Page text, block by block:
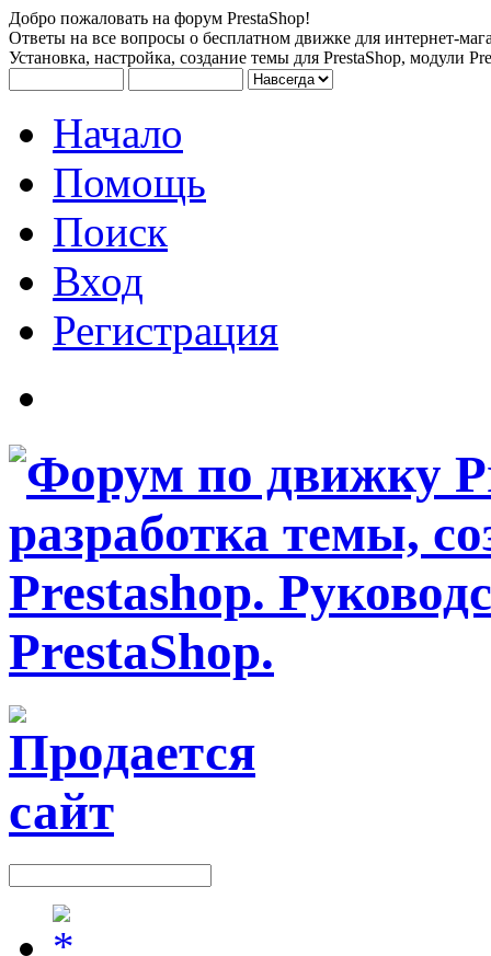
Добро пожаловать на форум PrestaShop!
Ответы на все вопросы о бесплатном движке для интернет-
Установка, настройка, создание темы для PrestaShop, модули
Начало
Помощь
Поиск
Вход
Регистрация